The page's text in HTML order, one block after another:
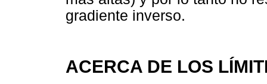
gradiente inverso.
ACERCA DE LOS